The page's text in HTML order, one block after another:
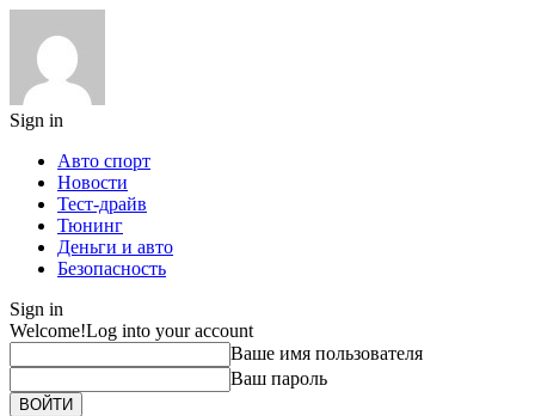
Sign in
Авто спорт
Новости
Тест-драйв
Тюнинг
Деньги и авто
Безопасность
Sign in
Welcome!Log into your account
Ваше имя пользователя
Ваш пароль